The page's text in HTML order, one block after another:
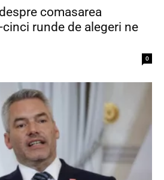
comasarea
cinci runde de alegeri ne
0